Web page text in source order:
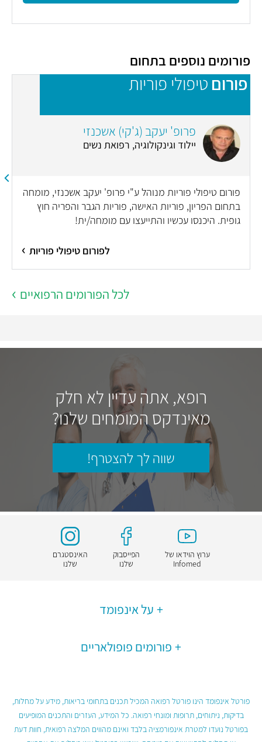
פורומים נוספים בתחום
פורום טיפולי פוריות
פרופ' יעקב (ג'קי) אשכנזי
יילוד וגינקולוגיה, רפואת נשים
פורום טיפולי פוריות מנוהל ע"י פרופ' יעקב אשכנזי, מומחה
בתחום הפריון, פוריות האישה, פוריות הגבר והפריה חוץ
גופית. היכנסו עכשיו והתייעצו עם מומחה/ית!
לפורום טיפולי פוריות
לכל הפורומים הרפואיים
רופא, אתה עדיין לא חלק
מאינדקס המומחים שלנו?
שווה לך להצטרף!
ערוץ הוידאו של
Infomed
הפייסבוק
שלנו
האינסטגרם
שלנו
על אינפומד
פורומים פופולאריים
פורטל אינפומד הינו פורטל רפואה המכיל תכנים בתחומי בריאות, מידע על מחלות,
בדיקות, ניתוחים, תרופות ומונחי רפואה. כל המידע, העזרים והתכנים המופיעים
בפורטל נועדו למטרת אינפורמציה בלבד ואינם מהווים המלצה רפואית, חוות דעת